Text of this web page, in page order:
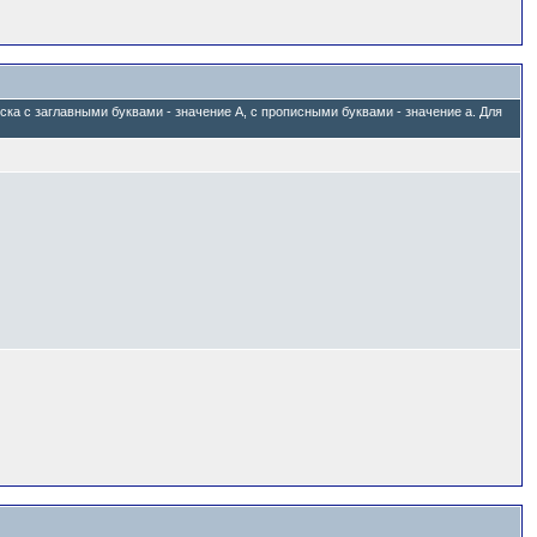
с заглавными буквами - значение A, с прописными буквами - значение а. Для